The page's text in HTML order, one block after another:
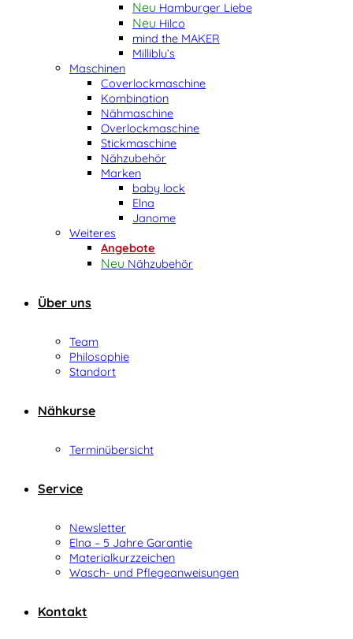
Hamburger Liebe
Hilco
mind the MAKER
Milliblu’s
Maschinen
Coverlockmaschine
Kombination
Nähmaschine
Overlockmaschine
Stickmaschine
Nähzubehör
Marken
baby lock
Elna
Janome
Weiteres
Angebote
Nähzubehör
Über uns
Team
Philosophie
Standort
Nähkurse
Terminübersicht
Service
Newsletter
Elna – 5 Jahre Garantie
Materialkurzzeichen
Wasch- und Pflegeanweisungen
Kontakt